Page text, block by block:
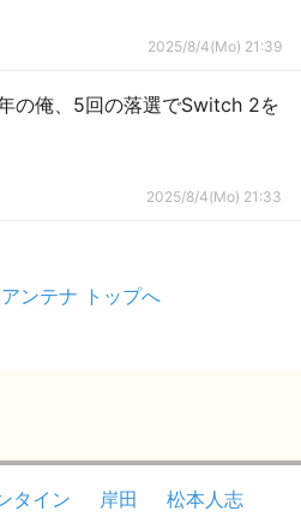
2025/8/4(Mo) 21:39
の俺、5回の落選でSwitch 2を
2025/8/4(Mo) 21:33
ンテナ トップへ
タイン 岸田
松本人志